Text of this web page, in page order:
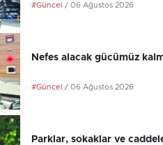
#Güncel / 06 Ağustos 2026
Nefes alacak gücümüz
#Güncel / 06 Ağustos 2026
Parklar, sokaklar ve